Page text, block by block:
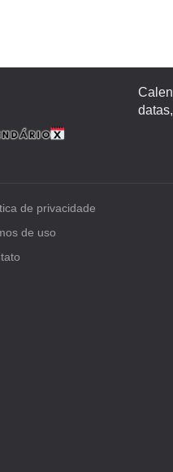
de privacidade
de uso